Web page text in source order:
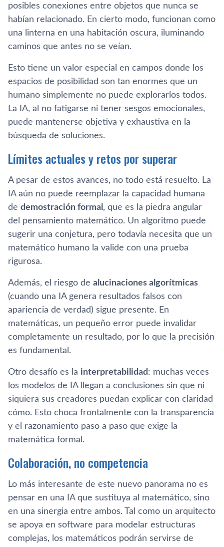
posibles conexiones entre objetos que nunca se
habían relacionado. En cierto modo, funcionan como
una linterna en una habitación oscura, iluminando
caminos que antes no se veían.
Esto tiene un valor especial en campos donde los
espacios de posibilidad son tan enormes que un
humano simplemente no puede explorarlos todos.
La IA, al no fatigarse ni tener sesgos emocionales,
puede mantenerse objetiva y exhaustiva en la
búsqueda de soluciones.
Límites actuales y retos por superar
A pesar de estos avances, no todo está resuelto. La
IA aún no puede reemplazar la capacidad humana
de demostración formal , que es la piedra angular
del pensamiento matemático. Un algoritmo puede
sugerir una conjetura, pero todavía necesita que un
matemático humano la valide con una prueba
rigurosa.
Además, el riesgo de alucinaciones algorítmicas
(cuando una IA genera resultados falsos con
apariencia de verdad) sigue presente. En
matemáticas, un pequeño error puede invalidar
completamente un resultado, por lo que la precisión
es fundamental.
Otro desafío es la interpretabilidad: muchas veces
los modelos de IA llegan a conclusiones sin que ni
siquiera sus creadores puedan explicar con claridad
cómo. Esto choca frontalmente con la transparencia
y el razonamiento paso a paso que exige la
matemática formal.
Colaboración, no competencia
Lo más interesante de este nuevo panorama no es
pensar en una IA que sustituya al matemático, sino
en una sinergia entre ambos. Tal como un arquitecto
se apoya en software para modelar estructuras
complejas, los matemáticos podrán servirse de